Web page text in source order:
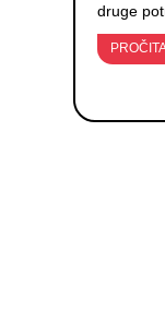
druge